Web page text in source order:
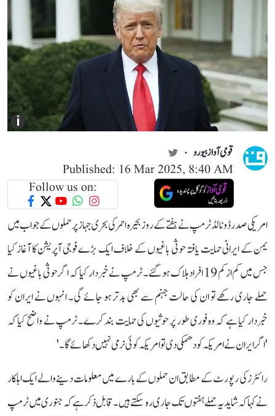
i
قومی آواز بیورو
Published: 16 Mar 2025, 8:40 AM
Follow us on:
امریکی صدر ڈونالڈ ٹرمپ نے ہفتے کے روز بحیرہ احمر کی بحری جہاز پر حملوں کے جواب میں
یمن کے ایرانی حمایت یافتہ حوثی باغیوں کے خلاف ایک بڑے فوجی آپریشن کا آغاز کیا
جس میں کم از کم 19 افراد ہلاک ہو گئے۔ ٹرمپ نے خبردار کیا کہ اگر حوثی باغیوں نے
حملے جاری رکھے تو ان کی حالت جہنم سے بھی بدتر ہو جائے گی۔ انہوں نے ایران کو
خبردار کیا ہے کہ وہ فوری طور پر حوثیوں کی حمایت بند کرے۔ ٹرمپ نے واضح کیا کہ
'اگر ایران نے امریکہ کو دھمکی دی تو امریکہ کوئی نرمی نہیں دکھائے گا۔'
رائٹرز کی رپورٹ کے مطابق ان حملوں کے بارے میں معلومات دینے والے ایک اہلکار
نے کہا کہ شاید یہ حملے ہفتوں تک جاری رہ سکتے ہیں۔ قابل ذکر ہے کہ جنوری میں ٹرمپ